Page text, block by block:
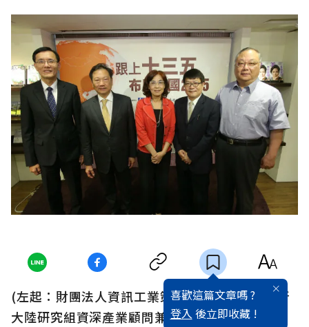
喜歡這篇文章嗎 ?
登入 後立即收藏 !
(左起：財團法人資訊工業策進會產業情報研究所
大陸研究組資深產業顧問兼資深總監 陳子昂、臺